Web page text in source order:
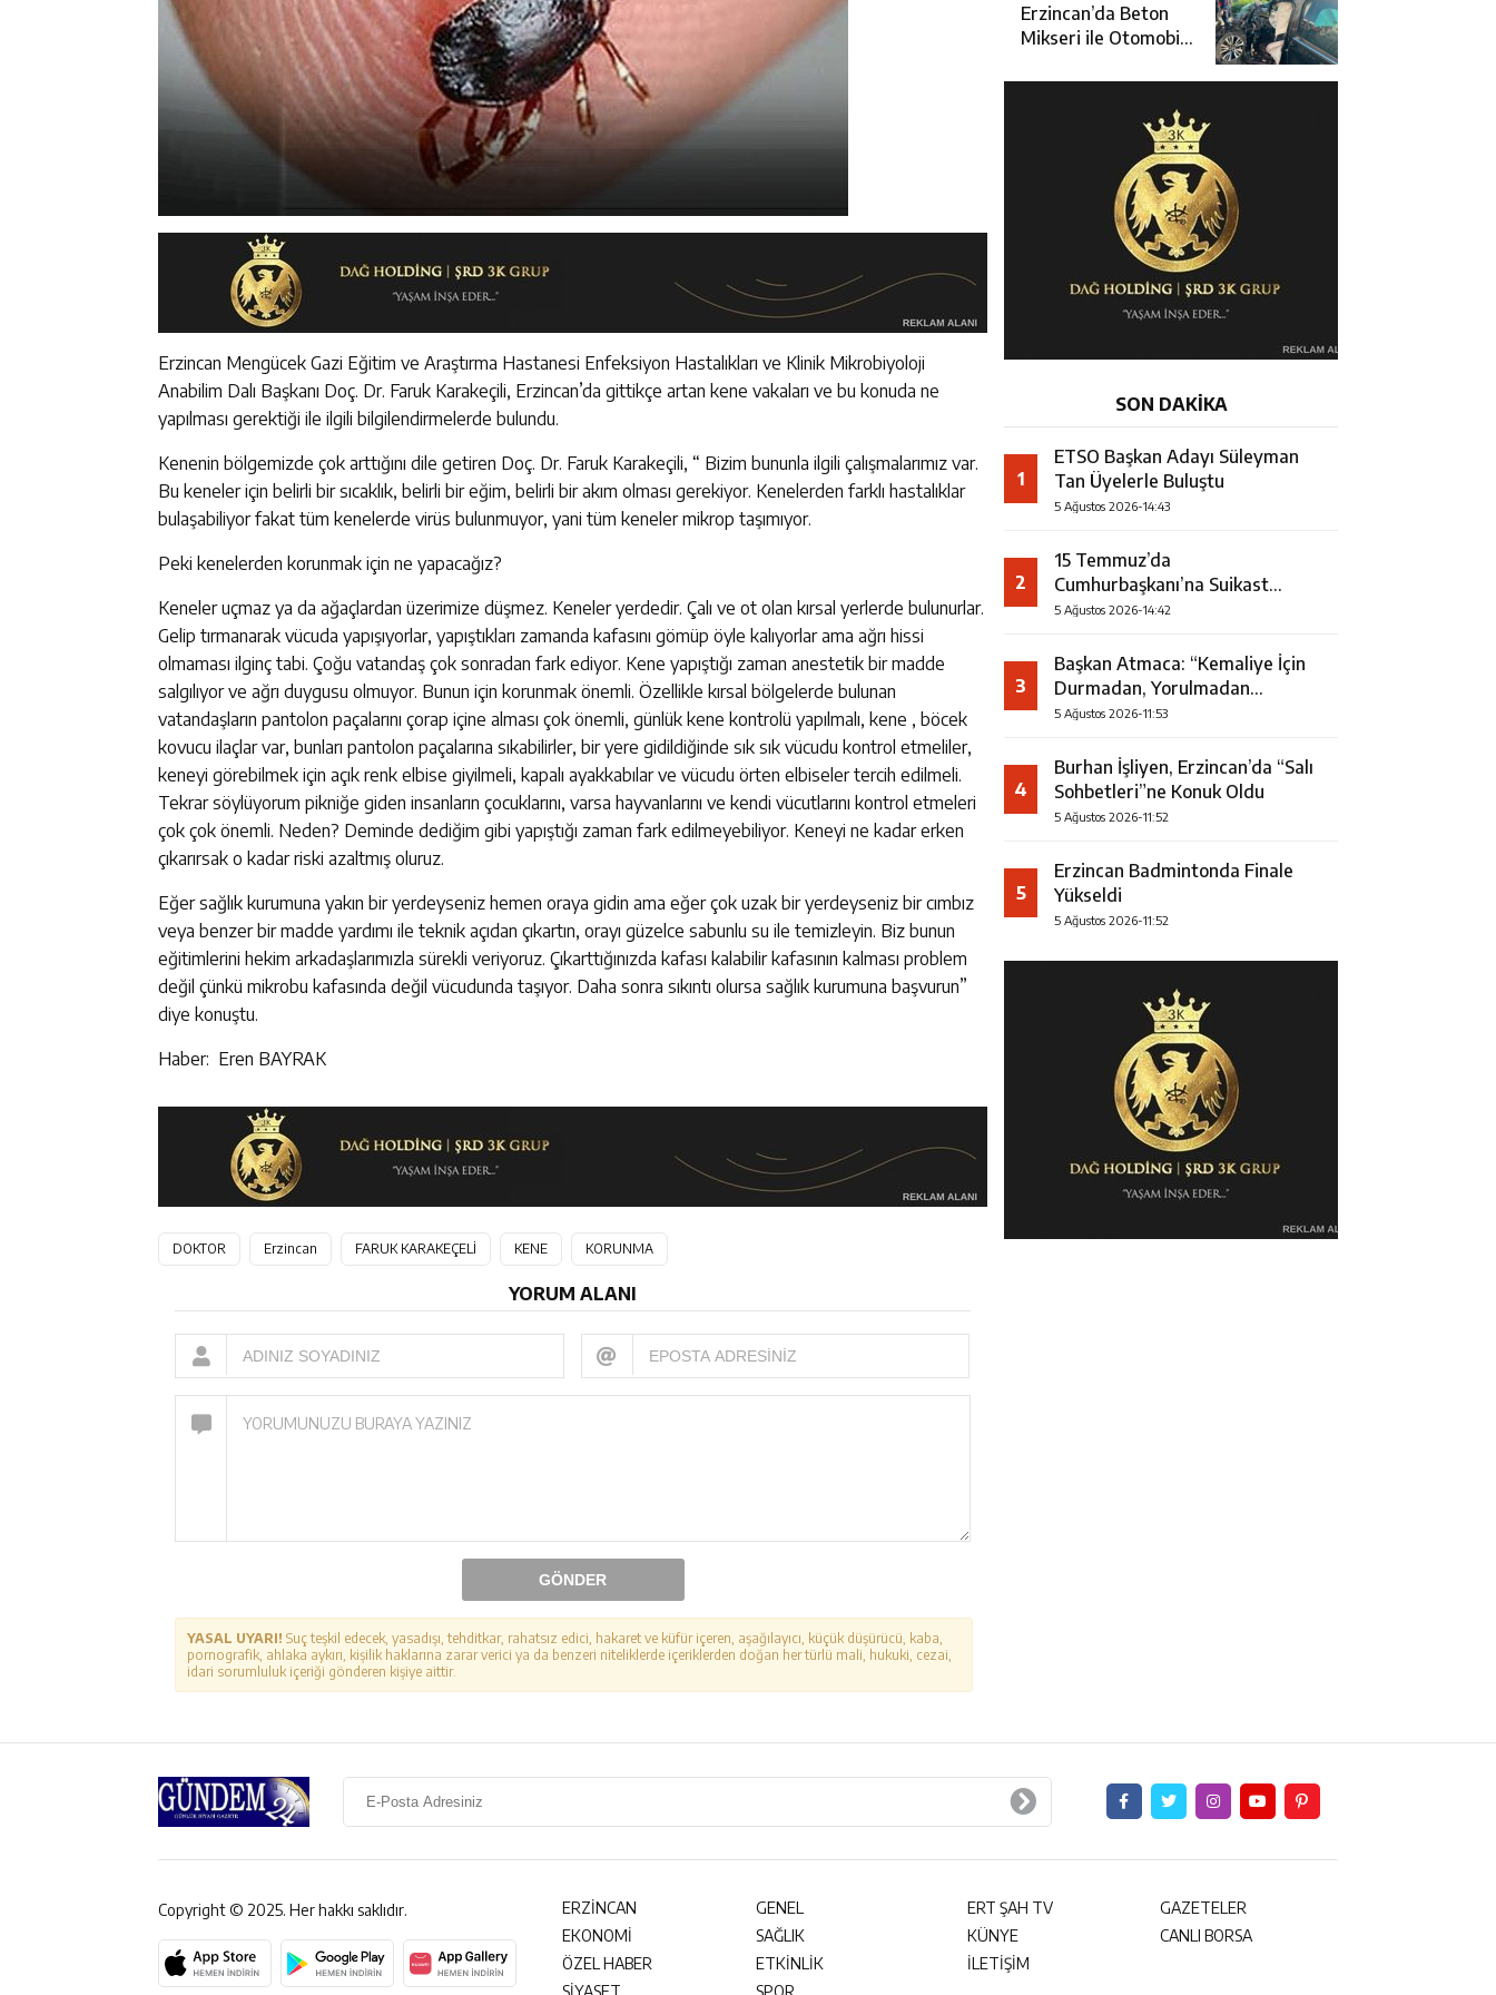
Erzincan Mengücek Gazi Eğitim ve Araştırma Hastanesi Enfeksiyon Hastalıkları ve Klinik Mikrobiyoloji
Anabilim Dalı Başkanı Doç. Dr. Faruk Karakeçili, Erzincan’da gittikçe artan kene vakaları ve bu konuda ne
yapılması gerektiği ile ilgili bilgilendirmelerde bulundu.
Kenenin bölgemizde çok arttığını dile getiren Doç. Dr. Faruk Karakeçili, “ Bizim bununla ilgili çalışmalarımız var.
Bu keneler için belirli bir sıcaklık, belirli bir eğim, belirli bir akım olması gerekiyor. Kenelerden farklı hastalıklar
bulaşabiliyor fakat tüm kenelerde virüs bulunmuyor, yani tüm keneler mikrop taşımıyor.
Peki kenelerden korunmak için ne yapacağız?
Keneler uçmaz ya da ağaçlardan üzerimize düşmez. Keneler yerdedir. Çalı ve ot olan kırsal yerlerde bulunurlar.
Gelip tırmanarak vücuda yapışıyorlar, yapıştıkları zamanda kafasını gömüp öyle kalıyorlar ama ağrı hissi
olmaması ilginç tabi. Çoğu vatandaş çok sonradan fark ediyor. Kene yapıştığı zaman anestetik bir madde
salgılıyor ve ağrı duygusu olmuyor. Bunun için korunmak önemli. Özellikle kırsal bölgelerde bulunan
vatandaşların pantolon paçalarını çorap içine alması çok önemli, günlük kene kontrolü yapılmalı, kene , böcek
kovucu ilaçlar var, bunları pantolon paçalarına sıkabilirler, bir yere gidildiğinde sık sık vücudu kontrol etmeliler,
keneyi görebilmek için açık renk elbise giyilmeli, kapalı ayakkabılar ve vücudu örten elbiseler tercih edilmeli.
Tekrar söylüyorum pikniğe giden insanların çocuklarını, varsa hayvanlarını ve kendi vücutlarını kontrol etmeleri
çok çok önemli. Neden? Deminde dediğim gibi yapıştığı zaman fark edilmeyebiliyor. Keneyi ne kadar erken
çıkarırsak o kadar riski azaltmış oluruz.
Eğer sağlık kurumuna yakın bir yerdeyseniz hemen oraya gidin ama eğer çok uzak bir yerdeyseniz bir cımbız
veya benzer bir madde yardımı ile teknik açıdan çıkartın, orayı güzelce sabunlu su ile temizleyin. Biz bunun
eğitimlerini hekim arkadaşlarımızla sürekli veriyoruz. Çıkarttığınızda kafası kalabilir kafasının kalması problem
değil çünkü mikrobu kafasında değil vücudunda taşıyor. Daha sonra sıkıntı olursa sağlık kurumuna başvurun”
diye konuştu.
Haber: Eren BAYRAK
DOKTOR Erzincan FARUK KARAKEÇELİ KENE KORUNMA
YORUM ALANI
GÖNDER
YASAL UYARI! Suç teşkil edecek, yasadışı, tehditkar, rahatsız edici, hakaret ve küfür içeren, aşağılayıcı, küçük düşürücü, kaba,
pornografik, ahlaka aykırı, kişilik haklarına zarar verici ya da benzeri niteliklerde içeriklerden doğan her türlü mali, hukuki, cezai,
idari sorumluluk içeriği gönderen kişiye aittir.
Erzincan’da Beton
Mikseri ile Otomobil
Yaralandı
SON DAKİKA
1
ETSO Başkan Adayı Süleyman
Tan Üyelerle Buluştu
5 Ağustos 2026-14:43
2
15 Temmuz’da
Cumhurbaşkanı’na Suikast
Girişiminde Yer Alan Firari FETÖ
5 Ağustos 2026-14:42
3
Başkan Atmaca: “Kemaliye İçin
Durmadan, Yorulmadan
Çalışıyoruz”
5 Ağustos 2026-11:53
4
Burhan İşliyen, Erzincan’da “Salı
Sohbetleri”ne Konuk Oldu
5 Ağustos 2026-11:52
5
Erzincan Badmintonda Finale
Yükseldi
5 Ağustos 2026-11:52
Copyright © 2025. Her hakkı saklıdır. ERZİNCAN
GENEL
EKONOMİ
SAĞLIK
ÖZEL HABER
ETKİNLİK
SİYASET
SPOR
ERT ŞAH TV
GAZETELER
KÜNYE
CANLI BORSA
İLETİŞİM